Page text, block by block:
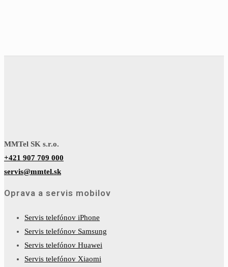
MMTel SK s.r.o.
+421 907 709 000
servis@mmtel.sk
Oprava a servis mobilov
Servis telefónov iPhone
Servis telefónov Samsung
Servis telefónov Huawei
Servis telefónov Xiaomi